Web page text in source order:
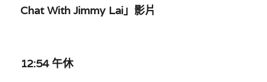
羅浚軒專欄
汪明欣專欄
Chat With Jimmy Lai」影片
12:54 午休